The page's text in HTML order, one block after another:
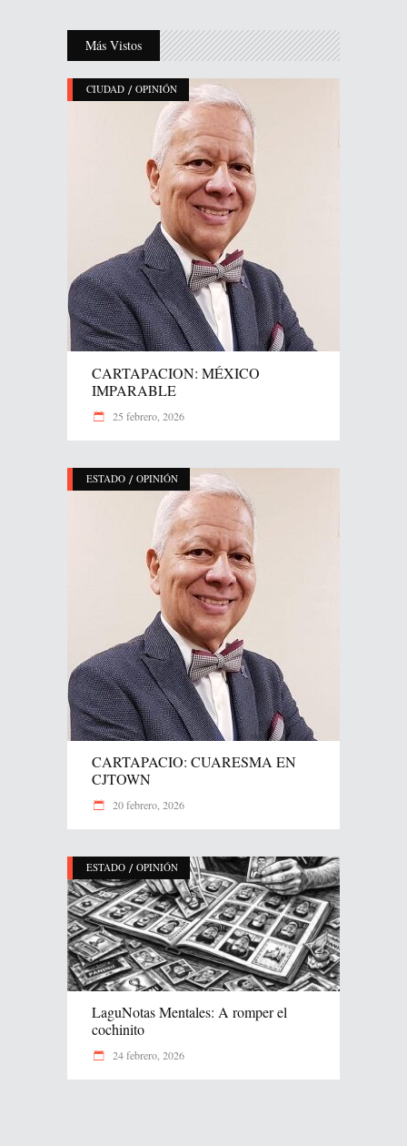
Más Vistos
CIUDAD / OPINIÓN
CARTAPACION: MÉXICO
IMPARABLE
25 febrero, 2026
ESTADO / OPINIÓN
CARTAPACIO: CUARESMA EN
CJTOWN
20 febrero, 2026
ESTADO / OPINIÓN
LaguNotas Mentales: A romper el
cochinito
24 febrero, 2026